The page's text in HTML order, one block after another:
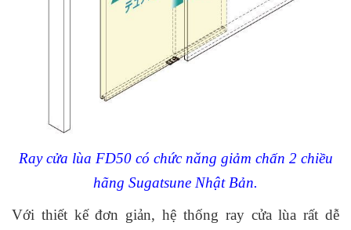
Ray cửa lùa FD50 có chức năng giảm chấn 2 chiều
hãng Sugatsune Nhật Bản.
Với thiết kế đơn giản, hệ thống ray cửa lùa rất dễ